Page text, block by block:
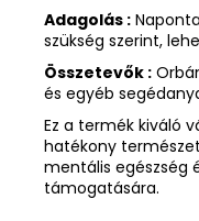
Adagolás :
szükség szerint,
Összetevők :
és egyéb
Ez a termék kiváló
hatékony
mentális egészség
támogatására.